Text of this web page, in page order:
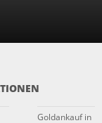
Goldankauf in